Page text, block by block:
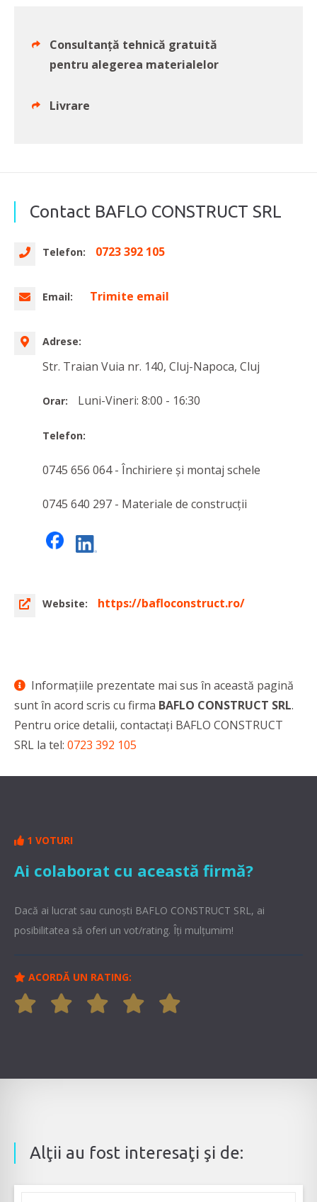
Consultanță tehnică gratuită
pentru alegerea materialelor
Livrare
Contact BAFLO CONSTRUCT SRL
Telefon: 0723 392 105
Email: Trimite email
Adrese:
Str. Traian Vuia nr. 140, Cluj-Napoca, Cluj
Orar: Luni-Vineri: 8:00 - 16:30
Telefon:
0745 656 064 - Închiriere și montaj schele
0745 640 297 - Materiale de construcţii
Website: https://bafloconstruct.ro/
Informaţiile prezentate mai sus în această pagină
sunt în acord scris cu firma BAFLO CONSTRUCT SRL.
Pentru orice detalii, contactaţi BAFLO CONSTRUCT
SRL la tel: 0723 392 105
1 VOTURI
Ai colaborat cu această firmă?
Dacă ai lucrat sau cunoşti BAFLO CONSTRUCT SRL, ai
posibilitatea să oferi un vot/rating. Îți mulțumim!
ACORDĂ UN RATING:
Alţii au fost interesaţi şi de: